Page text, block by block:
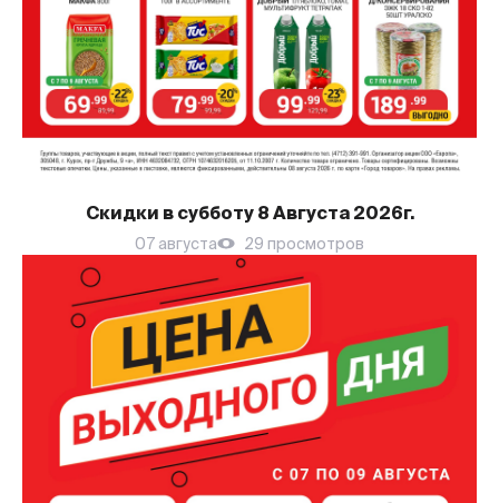
Скидки в субботу 8 Августа 2026г.
07 августа 29 просмотров